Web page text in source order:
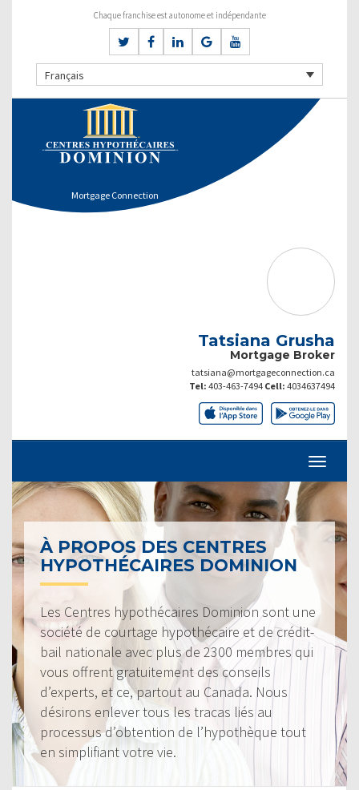
Chaque franchise est autonome et indépendante
Français
Mortgage Connection
Tatsiana Grusha
Mortgage Broker
tatsiana@mortgageconnection.ca
Tel: 403-463-7494 Cell: 4034637494
À PROPOS DES CENTRES
HYPOTHÉCAIRES DOMINION
Les Centres hypothécaires Dominion sont une
société de courtage hypothécaire et de crédit-
bail nationale avec plus de 2300 membres qui
vous offrent gratuitement des conseils
d’experts, et ce, partout au Canada. Nous
désirons enlever tous les tracas liés au
processus d’obtention de l’hypothèque tout
en simplifiant votre vie.